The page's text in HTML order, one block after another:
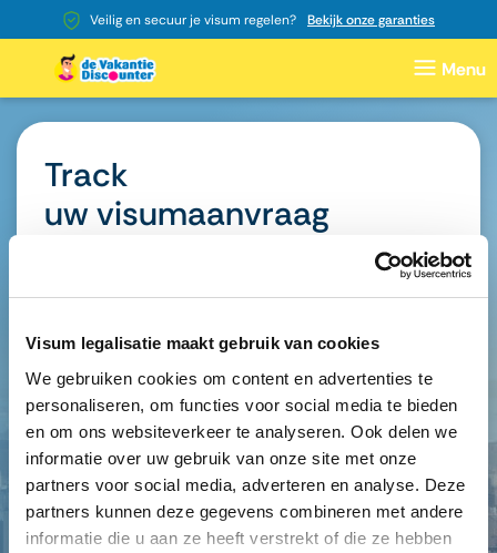
Visum legalisatie maakt gebruik van cookies
We gebruiken cookies om content en advertenties te
personaliseren, om functies voor social media te bieden
en om ons websiteverkeer te analyseren. Ook delen we
informatie over uw gebruik van onze site met onze
partners voor social media, adverteren en analyse. Deze
partners kunnen deze gegevens combineren met andere
informatie die u aan ze heeft verstrekt of die ze hebben
Veilig en secuur je visum regelen? Bekijk onze garanties
Track
uw visumaanvraag
Postcode
Track it